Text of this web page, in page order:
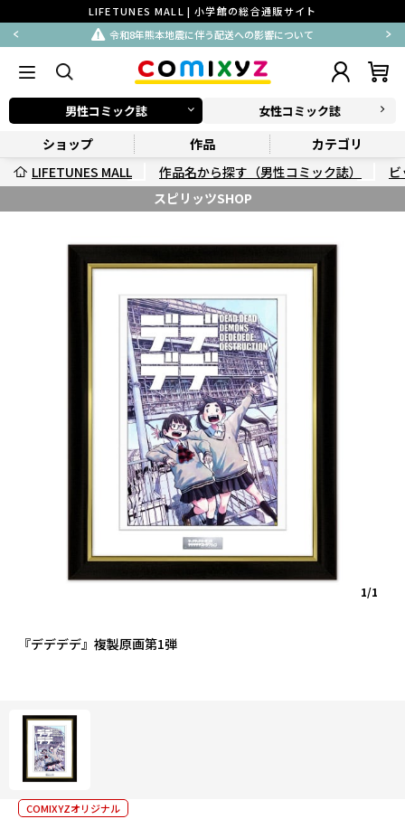
LIFETUNES MALL | 小学館の総合通販サイト
令和8年熊本地震に伴う配送への影響について
男性コミック誌 女性コミック誌
ショップ 作品
カテゴリ
LIFETUNES MALL
作品名から探す（男性コミック誌）
スピリッツSHOP
『デデデデ』複製原画第1弾
1/1
COMIXYZオリジナル